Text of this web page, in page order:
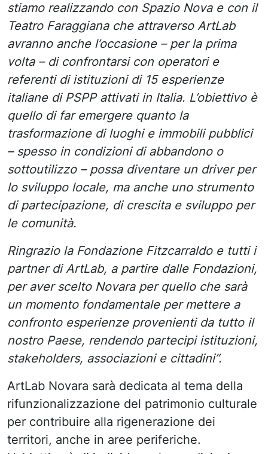
stiamo realizzando con Spazio Nova e con il
Teatro Faraggiana che attraverso ArtLab
avranno anche l’occasione – per la prima
volta – di confrontarsi con operatori e
referenti di istituzioni di 15 esperienze
italiane di PSPP attivati in Italia. L’obiettivo è
quello di far emergere quanto la
trasformazione di luoghi e immobili pubblici
– spesso in condizioni di abbandono o
sottoutilizzo – possa diventare un driver per
lo sviluppo locale, ma anche uno strumento
di partecipazione, di crescita e sviluppo per
le comunità.
Ringrazio la Fondazione Fitzcarraldo e tutti i
partner di ArtLab, a partire dalle Fondazioni,
per aver scelto Novara per quello che sarà
un momento fondamentale per mettere a
confronto esperienze provenienti da tutto il
nostro Paese, rendendo partecipi istituzioni,
stakeholders, associazioni e cittadini”.
ArtLab Novara sarà dedicata al tema della
rifunzionalizzazione del patrimonio culturale
per contribuire alla rigenerazione dei
territori, anche in aree periferiche.